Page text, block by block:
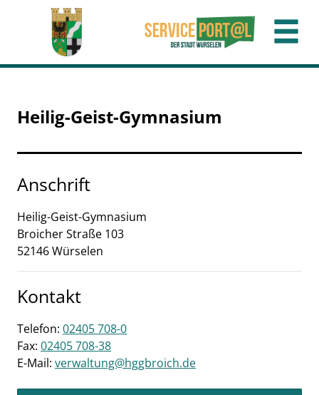
Zum Hauptinhalt springen
Zum Header
Zum Hauptinhalt
Zum Footer
Heilig-Geist-Gymnasium
Anschrift
Heilig-Geist-Gymnasium
Broicher Straße 103
52146Würselen
Kontakt
Telefon: 02405 708-0
Fax: 02405 708-38
E-Mail: verwaltung@hggbroich.de